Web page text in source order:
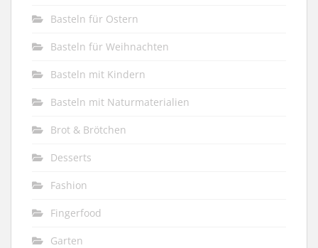
Basteln für Ostern
Basteln für Weihnachten
Basteln mit Kindern
Basteln mit Naturmaterialien
Brot & Brötchen
Desserts
Fashion
Fingerfood
Garten